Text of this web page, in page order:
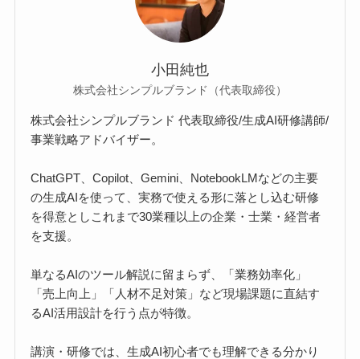
小田純也
株式会社シンプルブランド（代表取締役）
株式会社シンプルブランド 代表取締役/生成AI研修講師/
事業戦略アドバイザー。
ChatGPT、Copilot、Gemini、NotebookLMなどの主要
の生成AIを使って、実務で使える形に落とし込む研修
を得意としこれまで30業種以上の企業・士業・経営者
を支援。
単なるAIのツール解説に留まらず、「業務効率化」
「売上向上」「人材不足対策」など現場課題に直結す
るAI活用設計を行う点が特徴。
講演・研修では、生成AI初心者でも理解できる分かり